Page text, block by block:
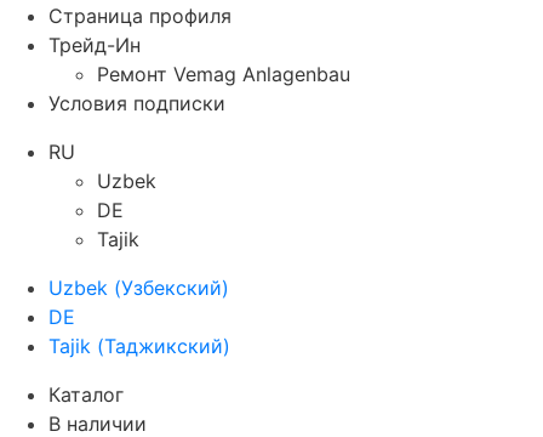
Страница профиля
Трейд-Ин
Ремонт Vemag Anlagenbau
Условия подписки
RU
Uzbek
DE
Tajik
Uzbek (Узбекский)
DE
Tajik (Таджикский)
Каталог
В наличии